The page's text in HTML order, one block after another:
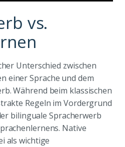
vs.
Unterschied zwischen
einer Sprache und dem
Während beim klassischen
Regeln im Vordergrund
bilinguale Spracherwerb
Native
als wichtige